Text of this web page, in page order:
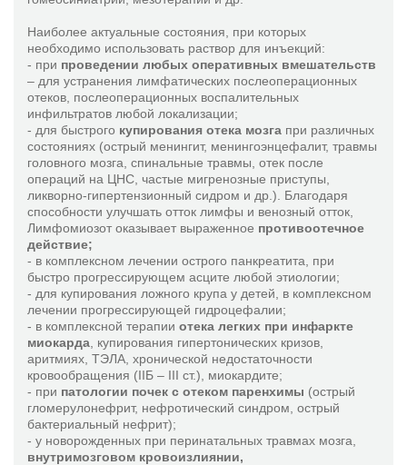
Наиболее актуальные состояния, при которых
необходимо использовать раствор для инъекций:
- при проведении любых оперативных вмешательств
– для устранения лимфатических послеоперационных
отеков, послеоперационных воспалительных
инфильтратов любой локализации;
- для быстрого купирования отека мозга при различных
состояниях (острый менингит, менингоэнцефалит, травмы
головного мозга, спинальные травмы, отек после
операций на ЦНС, частые мигренозные приступы,
ликворно-гипертензионный сидром и др.). Благодаря
способности улучшать отток лимфы и венозный отток,
Лимфомиозот оказывает выраженное противоотечное
действие;
- в комплексном лечении острого панкреатита, при
быстро прогрессирующем асците любой этиологии;
- для купирования ложного крупа у детей, в комплексном
лечении прогрессирующей гидроцефалии;
- в комплексной терапии отека легких при инфаркте
миокарда , купирования гипертонических кризов,
аритмиях, ТЭЛА, хронической недостаточности
кровообращения (IIБ – III ст.), миокардите;
- при патологии почек с отеком паренхимы (острый
гломерулонефрит, нефротический синдром, острый
бактериальный нефрит);
- у новорожденных при перинатальных травмах мозга,
внутримозговом кровоизлиянии,